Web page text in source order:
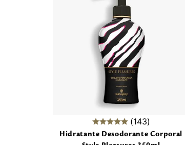
143
Hidratante Desodorante Corporal